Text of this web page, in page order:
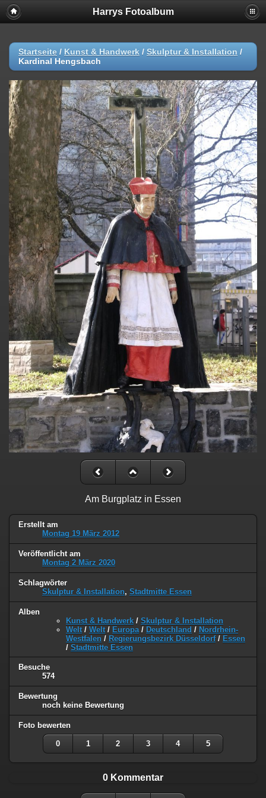
Harrys Fotoalbum
Startseite / Kunst & Handwerk / Skulptur & Installation /
Kardinal Hengsbach
Am Burgplatz in Essen
Erstellt am
Montag 19 März 2012
Veröffentlicht am
Montag 2 März 2020
Schlagwörter
Skulptur & Installation, Stadtmitte Essen
Alben
Kunst & Handwerk / Skulptur & Installation
Welt / Welt / Europa / Deutschland / Nordrhein-
Westfalen / Regierungsbezirk Düsseldorf/ Essen
/ Stadtmitte Essen
Besuche
574
Bewertung
noch keine Bewertung
Foto bewerten
0 1 2 3 4 5
0 Kommentar